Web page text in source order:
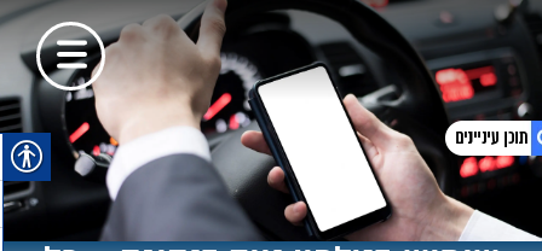
1. שימוש בטלפון נייד בנהיגה – כל הכללים